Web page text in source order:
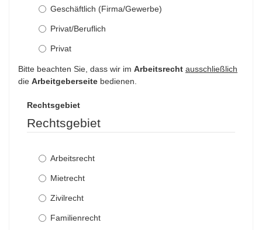
Geschäftlich (Firma/Gewerbe)
Privat/Beruflich
Privat
Bitte beachten Sie, dass wir im Arbeitsrecht ausschließlich
die Arbeitgeberseite bedienen.
Rechtsgebiet
Rechtsgebiet
Arbeitsrecht
Mietrecht
Zivilrecht
Familienrecht